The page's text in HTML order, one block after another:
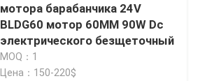
мотора барабанчика 24V
BLDG60 мотор 60MM 90W Dc
электрического безщеточный
MOQ：1
Цена：150-220$